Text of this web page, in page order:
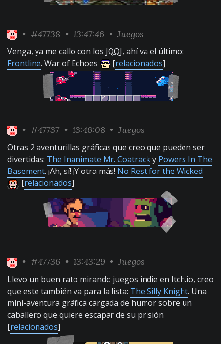
• #47738 • 13:47:46 • Juegos
Venga, ya me callo con los JQQJ, ahí va el último:
Frontline. War of Echoes [relacionados]
• #47737 • 13:46:08 • Juegos
Otras 2 aventurillas gráficas que creo que pueden ser
divertidas: The Inanimate Mr. Coatracky Powers In The
Basement. ¡Ah, sí! ¡Y otra más! No Rest for the Wicked
[relacionados]
• #47736 • 13:43:29 • Juegos
Llevo un buen rato mirando juegos indie en Itch.io, creo
que este también va para la lista: The Silly Knight. Una
mini-aventura gráfica cargada de humor sobre un
caballero que quiere escapar de su prisión
[relacionados]